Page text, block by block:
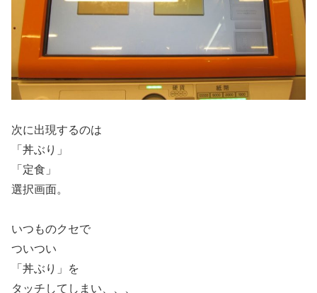
次に出現するのは
「丼ぶり」
「定食」
選択画面。
いつものクセで
ついつい
「丼ぶり」を
タッチしてしまい、、、